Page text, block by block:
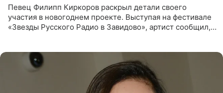
Певец Филипп Киркоров раскрыл детали своего
участия в новогоднем проекте. Выступая на фестивале
«Звезды Русского Радио в Завидово», артист сообщил,